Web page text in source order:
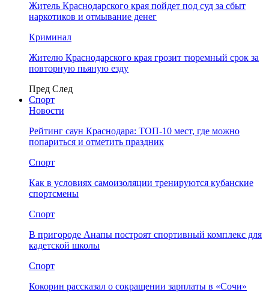
Житель Краснодарского края пойдет под суд за сбыт
наркотиков и отмывание денег
Криминал
Жителю Краснодарского края грозит тюремный срок за
повторную пьяную езду
Пред След
Спорт
Новости
Рейтинг саун Краснодара: ТОП-10 мест, где можно
попариться и отметить праздник
Спорт
Как в условиях самоизоляции тренируются кубанские
спортсмены
Спорт
В пригороде Анапы построят спортивный комплекс для
кадетской школы
Спорт
Кокорин рассказал о сокращении зарплаты в «Сочи»